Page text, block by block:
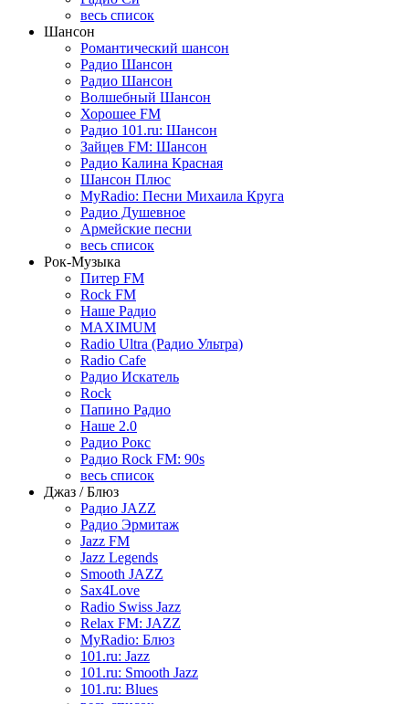
весь список
Шансон
Романтический шансон
Радио Шансон
Радио Шансон
Волшебный Шансон
Хорошее FM
Радио 101.ru: Шансон
Зайцев FM: Шансон
Радио Калина Красная
Шансон Плюс
MyRadio: Песни Михаила Круга
Радио Душевное
Армейские песни
весь список
Рок-Музыка
Питер FM
Rock FM
Наше Радио
MAXIMUM
Radio Ultra (Радио Ультра)
Radio Cafe
Радио Искатель
Rock
Папино Радио
Наше 2.0
Радио Рокс
Радио Rock FM: 90s
весь список
Джаз / Блюз
Радио JAZZ
Радио Эрмитаж
Jazz FM
Jazz Legends
Smooth JAZZ
Sax4Love
Radio Swiss Jazz
Relax FM: JAZZ
MyRadio: Блюз
101.ru: Jazz
101.ru: Smooth Jazz
101.ru: Blues